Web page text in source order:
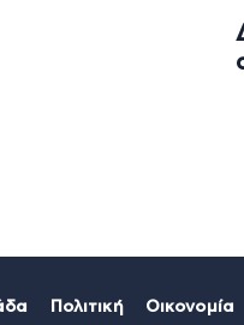
Πολιτική Οικονομία